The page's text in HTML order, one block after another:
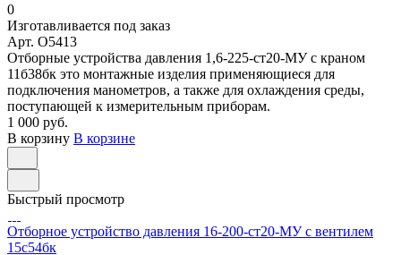
0
Изготавливается под заказ
Арт. O5413
Отборные устройства давления 1,6-225-ст20-МУ с краном
11б38бк это монтажные изделия применяющиеся для
подключения манометров, а также для охлаждения среды,
поступающей к измерительным приборам.
1 000 руб.
В корзину В корзине
Быстрый просмотр
Отборное устройство давления 16-200-ст20-МУ с вентилем
15с54бк